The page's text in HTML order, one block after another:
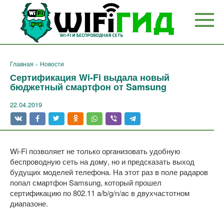
Перейти
контенту
Главная » Новости
Сертификация Wi-Fi выдала новый
бюджетный смартфон от Samsung
22.04.2019
Wi-Fi позволяет не только организовать удобную
беспроводную сеть на дому, но и предсказать выход
будущих моделей телефона. На этот раз в поле радаров
попал смартфон Samsung, который прошел
сертификацию по 802.11 a/b/g/n/ac в двухчастотном
диапазоне.